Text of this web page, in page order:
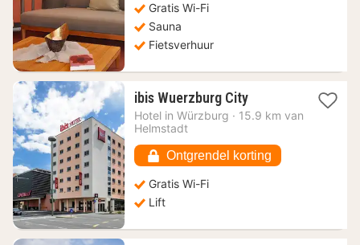
Gratis Wi-Fi
Sauna
Fietsverhuur
ibis Wuerzburg City1
nacht
€
Hotel in Würzburg · 15.9 km van
Helmstadt
Ontgrendel korting
Gratis Wi-Fi
Lift